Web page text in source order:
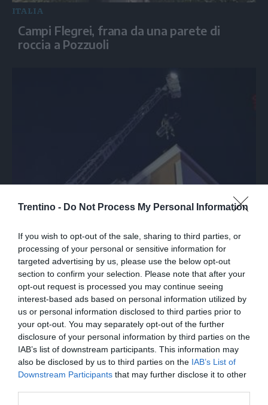
Trentino - Do Not Process My Personal Information
If you wish to opt-out of the sale, sharing to third parties, or
processing of your personal or sensitive information for
targeted advertising by us, please use the below opt-out
section to confirm your selection. Please note that after your
opt-out request is processed you may continue seeing
interest-based ads based on personal information utilized by
us or personal information disclosed to third parties prior to
your opt-out. You may separately opt-out of the further
disclosure of your personal information by third parties on the
IAB’s list of downstream participants. This information may
also be disclosed by us to third parties on the IAB’s List of
Downstream Participants that may further disclose it to other
ITALIA
Campi Flegrei, frana da una parete di
roccia a Pozzuoli
ispezionano gli edifici dopo la scossa di
ieri